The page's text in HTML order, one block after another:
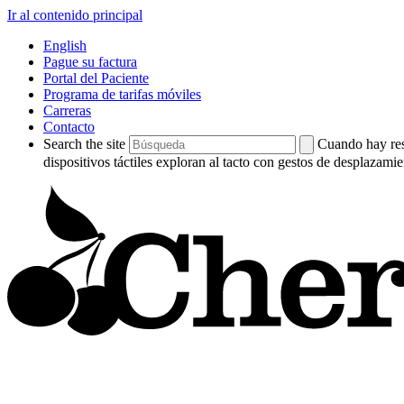
Ir al contenido principal
English
Pague su factura
Portal del Paciente
Programa de tarifas móviles
Carreras
Contacto
Search the site
Cuando hay
dispositivos táctiles exploran al tacto con gestos de